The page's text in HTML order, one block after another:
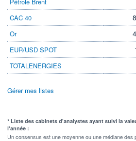
CAC 40
Or
EUR/USD SPOT
TOTALENERGIES
Gérer mes listes
* Liste des cabinets d'analystes ayant suivi la
l'année :
Un consensus est une moyenne ou une médiane des